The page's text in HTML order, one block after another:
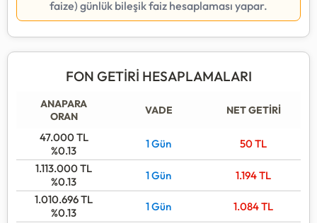
faize) günlük bileşik faiz hesaplaması yapar.
FON GETİRİ HESAPLAMALARI
ANAPARA
ORAN
VADE NET GETİRİ
47.000TL
%0.13
1 Gün 50TL
1.113.000TL
%0.13
1 Gün 1.194TL
1.010.696TL
%0.13
1 Gün 1.084TL